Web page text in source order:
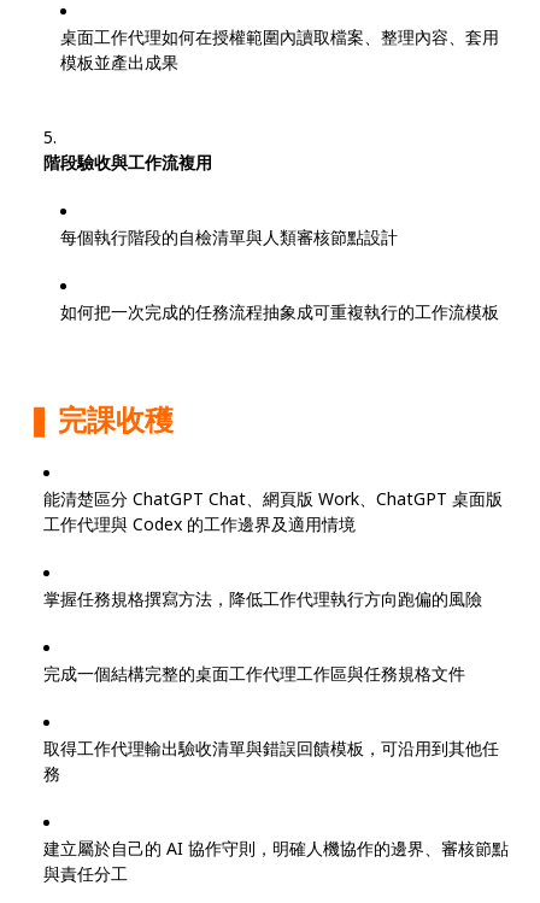
桌面工作代理如何在授權範圍內讀取檔案、整理內容、套用
模板並產出成果
階段驗收與工作流複用
每個執行階段的自檢清單與人類審核節點設計
如何把一次完成的任務流程抽象成可重複執行的工作流模板
❚ 完課收穫
能清楚區分 ChatGPT Chat、網頁版 Work、ChatGPT 桌面版
工作代理與 Codex 的工作邊界及適用情境
掌握任務規格撰寫方法，降低工作代理執行方向跑偏的風險
完成一個結構完整的桌面工作代理工作區與任務規格文件
取得工作代理輸出驗收清單與錯誤回饋模板，可沿用到其他任
務
建立屬於自己的 AI 協作守則，明確人機協作的邊界、審核節點
與責任分工